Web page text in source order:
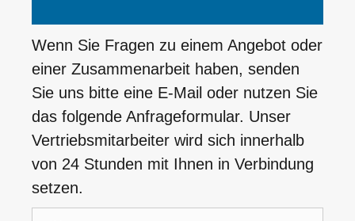
Wenn Sie Fragen zu einem Angebot oder
einer Zusammenarbeit haben, senden
Sie uns bitte eine E-Mail oder nutzen Sie
das folgende Anfrageformular. Unser
Vertriebsmitarbeiter wird sich innerhalb
von 24 Stunden mit Ihnen in Verbindung
setzen.